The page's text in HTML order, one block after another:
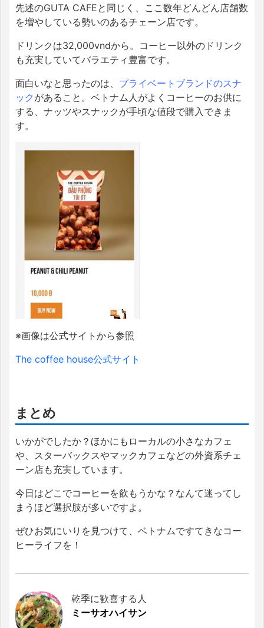
先述のGUTA CAFEと同じく、ここ数年どんどん店舗数
を増やしている勢いのあるチェーン店です。
ドリンクは32,000vndから。コーヒー以外のドリンク
も充実していてバラエティ豊富です。
面白いなと思ったのは、 プライベートブランドのスナ
ック があること。ベトナム人がよくコーヒーのお供に
する、ナッツやスナックが手頃な値段で購入できま
す。
※画像は公式サイトから参照
The coffee house公式サイト
まとめ
いかがでしたか？ほかにもローカルの小さなカフェ
や、スターバックスやマックカフェなどの外資系チェ
ーン店も充実しています。
今日はどこでコーヒーを飲もうかな？なんて迷ってし
まうほど選択肢が多いですよ。
ぜひお気にいりを見つけて、ベトナムですてきなコー
ヒーライフを！
乾季に歓喜する人
ミーサオハイサン